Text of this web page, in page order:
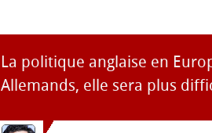
La politique anglaise en
Allemands, elle sera plus